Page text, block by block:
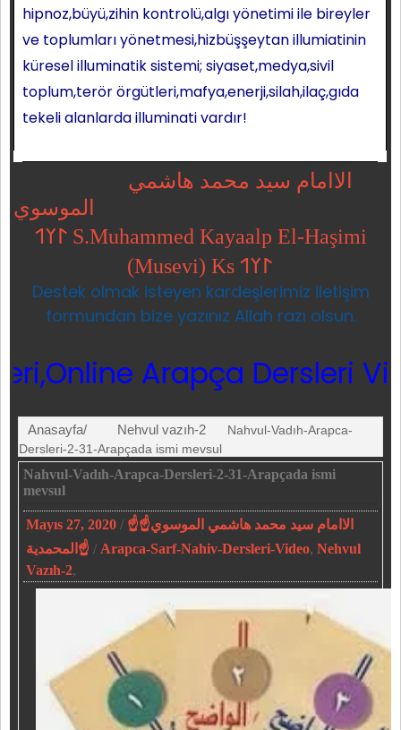
hipnoz,büyü,zihin kontrolü,algı yönetimi ile bireyler
ve toplumları yönetmesi,hizbüşşeytan illumiatinin
küresel illuminatik sistemi; siyaset,medya,sivil
toplum,terör örgütleri,mafya,enerji,silah,ilaç,gıda
tekeli alanlarda illuminati vardır!
الاامام سيد محمد هاشمي
الموسوي
𐰃𐰠𐰯 S.Muhammed Kayaalp El-Haşimi
(Musevi) Ks 𐰃𐰠𐰯
Destek olmak isteyen kardeşlerimiz iletişim
formundan bize yazınız Allah razı olsun.
Arapça Dersleri
Anasayfa/ Nehvul vazıh-2
Nahvul-Vadıh-Arapca-
Dersleri-2-31-Arapçada ismi mevsul
Nahvul-Vadıh-Arapca-Dersleri-2-31-Arapçada ismi
mevsul
Mayıs 27, 2020 / ☝الاامام سيد محمد هاشمي الموسوي☝
المحمدية☝ / Arapca-Sarf-Nahiv-Dersleri-Video,Nehvul
Vazıh-2,